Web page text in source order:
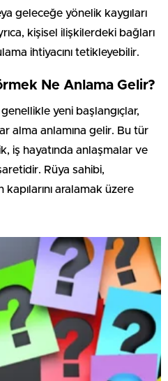
geleceğe yönelik kaygıları
kişisel ilişkilerdeki bağları
ihtiyacını tetikleyebilir.
Ne Anlama Gelir?
yeni başlangıçlar,
alma anlamına gelir. Bu tür
iş hayatında anlaşmalar ve
Rüya sahibi,
aralamak üzere